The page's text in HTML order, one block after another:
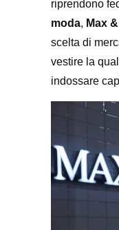
riprendono
moda, Max
scelta di
vestire la
indossare